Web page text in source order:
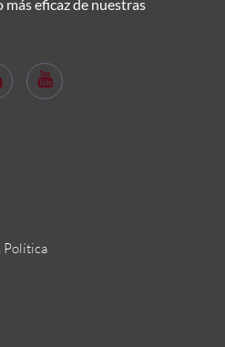
eficaz de nuestras
Política